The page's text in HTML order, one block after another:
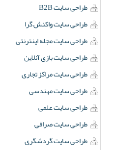
طراحی سایت B2B
طراحی سایت واکنش گرا
طراحی سایت مجله اینترنتی
طراحی سایت بازی آنلاین
طراحی سایت مراکز تجاری
طراحی سایت مهندسی
طراحی سایت علمی
طراحی سایت صرافی
طراحی سایت گردشگری